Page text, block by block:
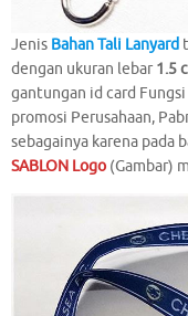
Jenis Bahan Tali Lanyard
dengan ukuran lebar 1.5
gantungan id card
promosi Perusahaan,
sebagainya karena pada
SABLON Logo (Gambar)